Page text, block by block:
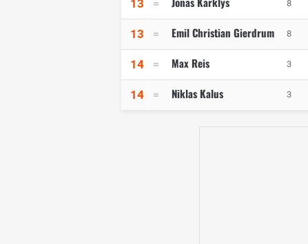
13 8
13 Emil Christian Gierdrum 8
14 Max Reis 3
14 Niklas Kalus 3